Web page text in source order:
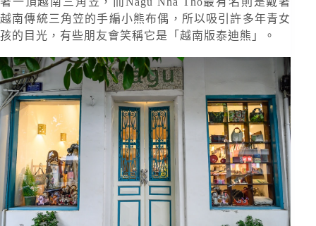
越南傳統三角笠的手編小熊布偶，所以吸引許多年青女
孩的目光，有些朋友會笑稱它是「越南版泰迪熊」。